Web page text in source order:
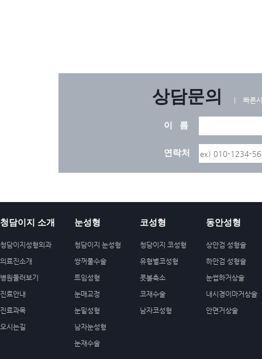
상담문의 ㅣ 빠른
이 름
연락처
청담이지 소개
청담이지성형외과
의료진소개
병원둘러보기
진료안내
진료과목
오시는길
눈성형
청담이지 눈성형
쌍꺼풀수술
트임성형
눈매교정
눈밑성형
남자눈성형
눈재수술
코성형
청담이지 코성형
유형별코성형
콧볼축소
코재수술
남자코성형
동안성형
상안검 성형술
하안검 성형술
눈썹하거상술
내시경이마거상술
안면거상술